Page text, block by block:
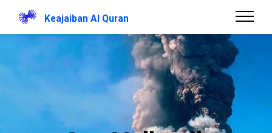
Keajaiban Al Quran